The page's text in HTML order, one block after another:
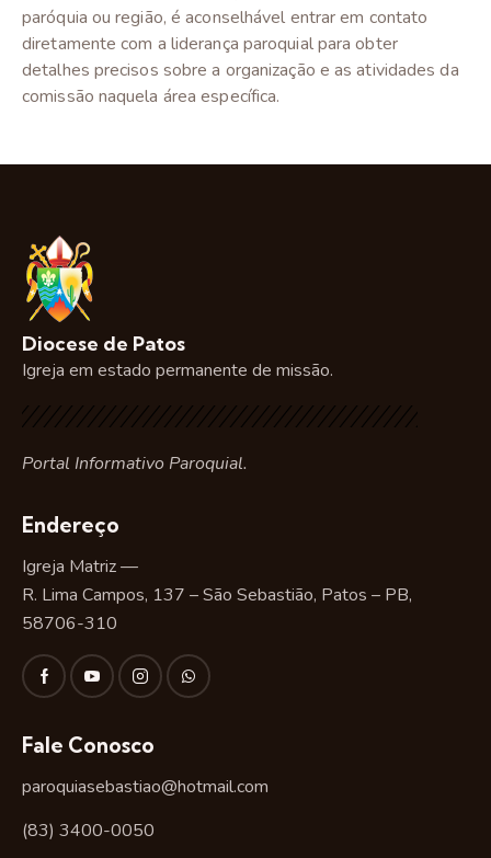
paróquia ou região, é aconselhável entrar em contato
diretamente com a liderança paroquial para obter
detalhes precisos sobre a organização e as atividades da
comissão naquela área específica.
Diocese de Patos
Igreja em estado permanente de missão.
Portal Informativo Paroquial.
Endereço
Igreja Matriz —
R. Lima Campos, 137 – São Sebastião, Patos – PB,
58706-310
Fale Conosco
paroquiasebastiao@hotmail.com
(83) 3400-0050